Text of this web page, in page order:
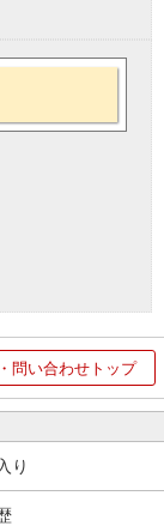
問い合わせトップ
り